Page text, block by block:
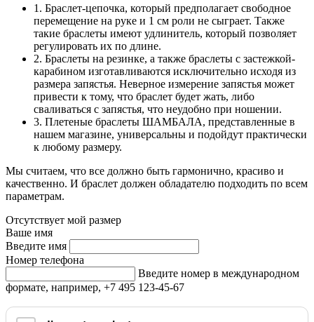
1. Браслет-цепочка, который предполагает свободное
перемещение на руке и 1 см роли не сыграет. Также
такие браслеты имеют удлинитель, который позволяет
регулировать их по длине.
2. Браслеты на резинке, а также браслеты с застежкой-
карабином изготавливаются исключительно исходя из
размера запястья. Неверное измерение запястья может
привести к тому, что браслет будет жать, либо
сваливаться с запястья, что неудобно при ношении.
3. Плетеные браслеты ШАМБАЛА, представленные в
нашем магазине, универсальны и подойдут практически
к любому размеру.
Мы считаем, что все должно быть гармонично, красиво и
качественно. И браслет должен обладателю подходить по всем
параметрам.
Отсутствует мой размер
Ваше имя
Введите имя
Номер телефона
Введите номер в международном
формате, например, +7 495 123-45-67